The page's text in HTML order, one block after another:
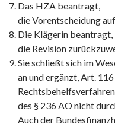
Das HZA beantragt,
die Vorentscheidung
Die Klägerin beantragt,
die Revision
Sie schließt sich im
an und ergänzt, Art.
des § 236 AO nicht
Auch der